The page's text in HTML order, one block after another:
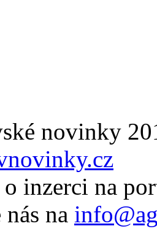
novinky
inzerci na
na